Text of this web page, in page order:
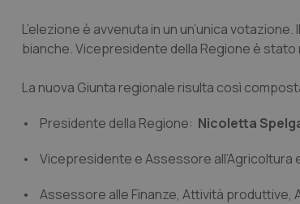
L’elezione è avvenuta in un un’unica
bianche. Vicepresidente della Regione è stato
La nuova Giunta regionale risulta così
• Presidente della Regione: Nicoletta
• Vicepresidente e Assessore all’Agricoltura
• Assessore alle Finanze, Attività produttive,